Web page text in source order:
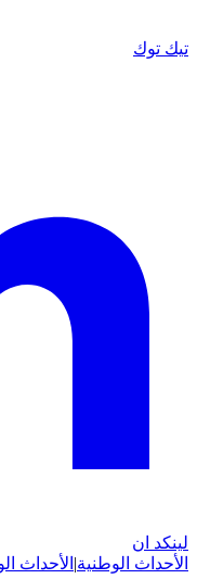
تيك توك
لينكد ان
الأحداث الوطنية| الأحداث